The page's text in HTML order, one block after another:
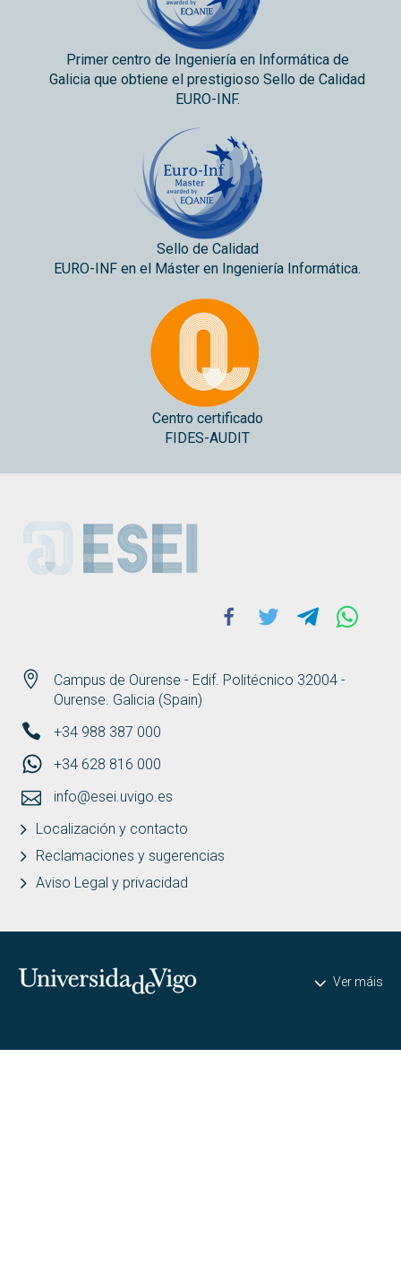
Primer centro de Ingeniería en Informática de
Galicia que obtiene el prestigioso Sello de Calidad
EURO-INF.
Sello de Calidad
EURO-INF en el Máster en Ingeniería Informática.
Centro certificado
FIDES-AUDIT
ESEI
Campus de Ourense - Edif. Politécnico 32004 -
Ourense. Galicia (Spain)
+34 988 387 000
+34 628 816 000
info@esei.uvigo.es
Localización y contacto
Reclamaciones y sugerencias
Aviso Legal y privacidad
Facebook
Twitter Telegram
Universidade de Vigo Ver máis